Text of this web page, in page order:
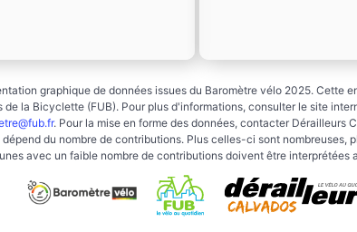
graphique de données issues du Baromètre vélo 2025. Cette
la Bicyclette (FUB). Pour plus d'informations, consulter le site
. Pour la mise en forme des données, contacter Dérailleurs
du nombre de contributions. Plus celles-ci sont
avec un faible nombre de contributions doivent être interprétées